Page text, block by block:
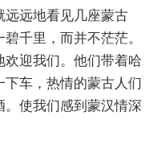
远远地看见几座蒙古
千里，而并不茫茫。
迎我们。他们带着哈
车，热情的蒙古人们
使我们感到蒙汉情深